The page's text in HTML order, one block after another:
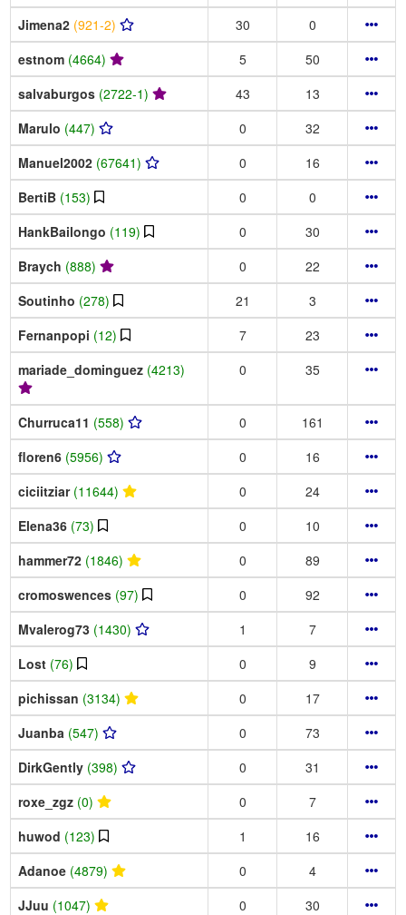
Jimena2 (921-2) 30
0
estnom (4664) 5
50
salvaburgos (2722-1) 43
13
Marulo (447) 0
32
Manuel2002 (67641) 0
16
BertiB (153) 0
0
HankBailongo (119) 0
30
Braych (888) 0
22
Soutinho (278) 21
3
Fernanpopi (12) 7
23
mariade_dominguez (4213) 0 35
Churruca11 (558) 0
161
floren6 (5956) 0
16
ciciitziar (11644) 0
24
Elena36 (73) 0
10
hammer72 (1846) 0
89
cromoswences (97) 0
92
Mvalerog73 (1430) 1
7
Lost (76) 0
9
pichissan (3134) 0
17
Juanba (547) 0
73
DirkGently (398) 0
31
roxe_zgz (0) 0
7
huwod (123) 1
16
Adanoe (4879) 0
4
JJuu (1047) 0 30